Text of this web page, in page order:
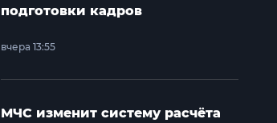
подготовки кадров
вчера 13:55
МЧС изменит систему расчёта